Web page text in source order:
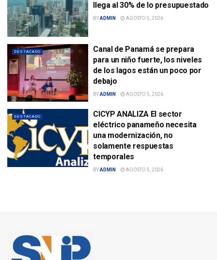
llega al 30% de lo presupuestado
BYADMIN AGOSTO 5, 2026
DESTACADO
Canal de Panamá se prepara
para un niño fuerte, los niveles
de los lagos están un poco por
debajo
BYADMIN AGOSTO 5, 2026
DESTACADO
CICYP ANALIZA El sector
eléctrico panameño necesita
una modernización, no
solamente respuestas
temporales
BYADMIN AGOSTO 5, 2026